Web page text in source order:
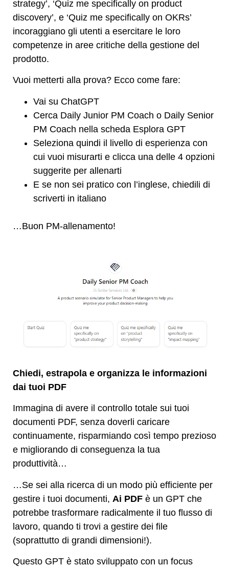
strategy’, ‘Quiz me specifically on product
discovery’, e ‘Quiz me specifically on OKRs’
incoraggiano gli utenti a esercitare le loro
competenze in aree critiche della gestione del
prodotto.
Vuoi metterti alla prova? Ecco come fare:
Vai su ChatGPT
Cerca Daily Junior PM Coach o Daily Senior
PM Coach nella scheda Esplora GPT
Seleziona quindi il livello di esperienza con
cui vuoi misurarti e clicca una delle 4 opzioni
suggerite per allenarti
E se non sei pratico con l’inglese, chiedili di
scriverti in italiano
…Buon PM-allenamento!
Chiedi, estrapola e organizza le informazioni
dai tuoi PDF
Immagina di avere il controllo totale sui tuoi
documenti PDF, senza doverli caricare
continuamente, risparmiando così tempo prezioso
e migliorando di conseguenza la tua
produttività…
…Se sei alla ricerca di un modo più efficiente per
gestire i tuoi documenti, Ai PDF è un GPT che
potrebbe trasformare radicalmente il tuo flusso di
lavoro, quando ti trovi a gestire dei file
(soprattutto di grandi dimensioni!).
Questo GPT è stato sviluppato con un focus